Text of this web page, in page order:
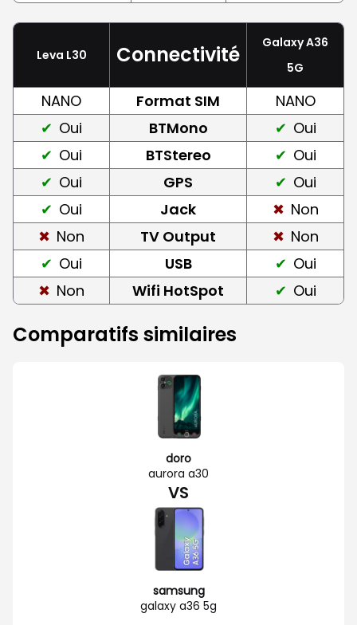
Leva L30 Connectivité
Galaxy A36
5G
NANO Format SIM
NANO
Oui
BTMono
Oui
Oui
BTStereo
Oui
Oui
GPS
Oui
Oui
Jack
Non
Non
TV Output
Non
Oui
USB
Oui
Non
Wifi HotSpot Oui
Comparatifs similaires
doro
aurora a30
VS
samsung
galaxy a36 5g